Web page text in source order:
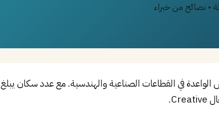
• نصائح من خبراء
في القطاعات الصناعية والهندسية. مع عدد سكان يبلغ